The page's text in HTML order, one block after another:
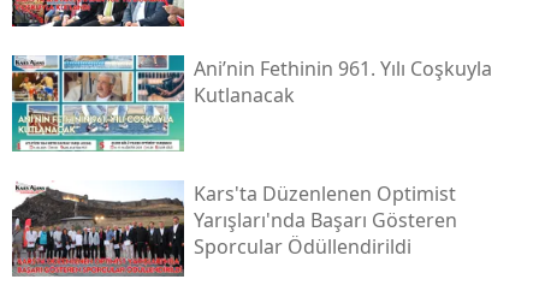
Ani’nin Fethinin 961. Yılı Coşkuyla
Kutlanacak
Kars'ta Düzenlenen Optimist
Yarışları'nda Başarı Gösteren
Sporcular Ödüllendirildi